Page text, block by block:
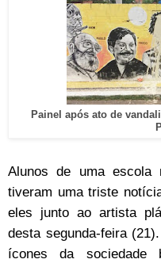
Painel após ato de
Alunos de uma escola
tiveram uma triste
eles junto ao artista
desta segunda-feira
ícones da